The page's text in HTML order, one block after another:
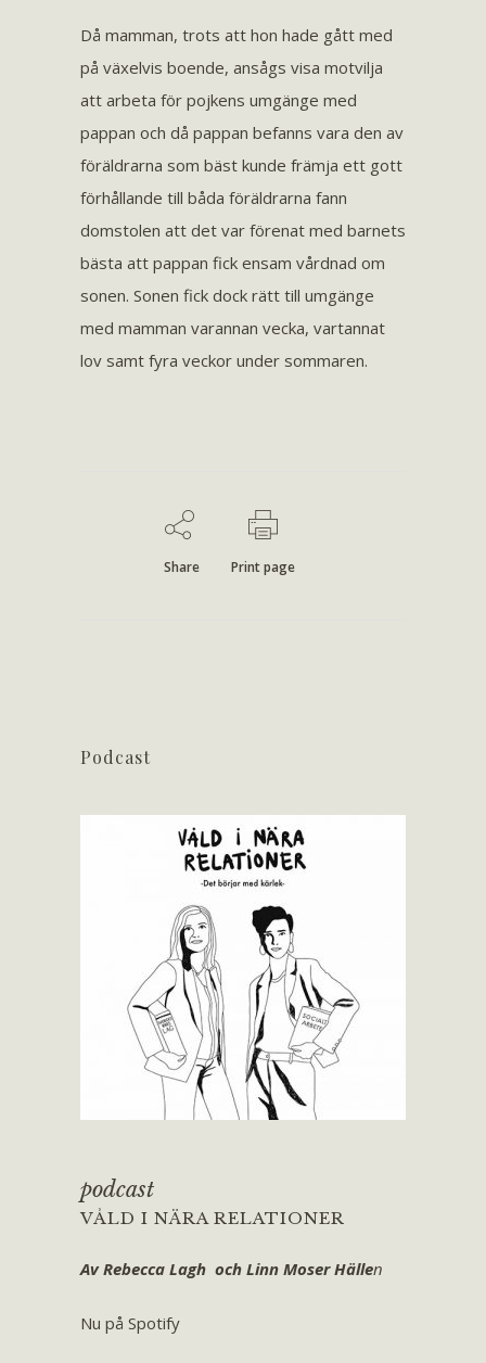
Då mamman, trots att hon hade gått med
på växelvis boende, ansågs visa motvilja
att arbeta för pojkens umgänge med
pappan och då pappan befanns vara den av
föräldrarna som bäst kunde främja ett gott
förhållande till båda föräldrarna fann
domstolen att det var förenat med barnets
bästa att pappan fick ensam vårdnad om
sonen. Sonen fick dock rätt till umgänge
med mamman varannan vecka, vartannat
lov samt fyra veckor under sommaren.
Share Print page
Podcast
podcast
VÅLD I NÄRA RELATIONER
Av Rebecca Lagh och Linn Moser Hällen
Nu på Spotify